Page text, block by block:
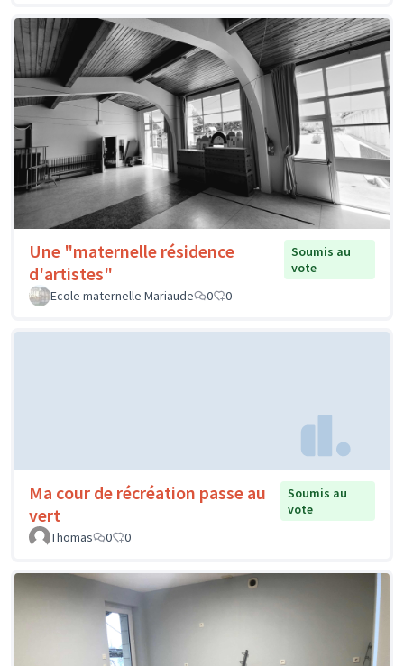
Une "maternelle résidence
d'artistes"
Soumis au
vote
Ecole maternelle Mariaude
0 0
Ma cour de récréation passe au
vert
Soumis au
vote
Thomas
0 0